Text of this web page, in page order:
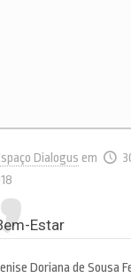
Dialogus em
Estar
Doriana de Sousa